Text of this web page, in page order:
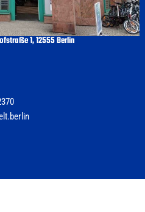
1, 12555 Berlin